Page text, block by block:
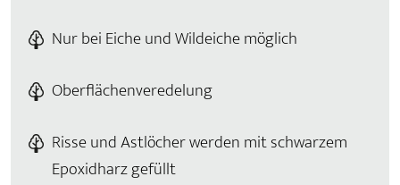
Nur bei Eiche und Wildeiche möglich
Oberflächenveredelung
Risse und Astlöcher werden mit schwarzem
Epoxidharz gefüllt